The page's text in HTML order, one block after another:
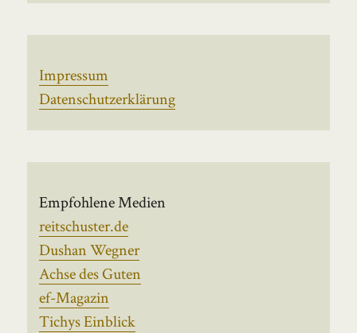
Impressum
Datenschutzerklärung
Empfohlene Medien
reitschuster.de
Dushan Wegner
Achse des Guten
ef-Magazin
Tichys Einblick